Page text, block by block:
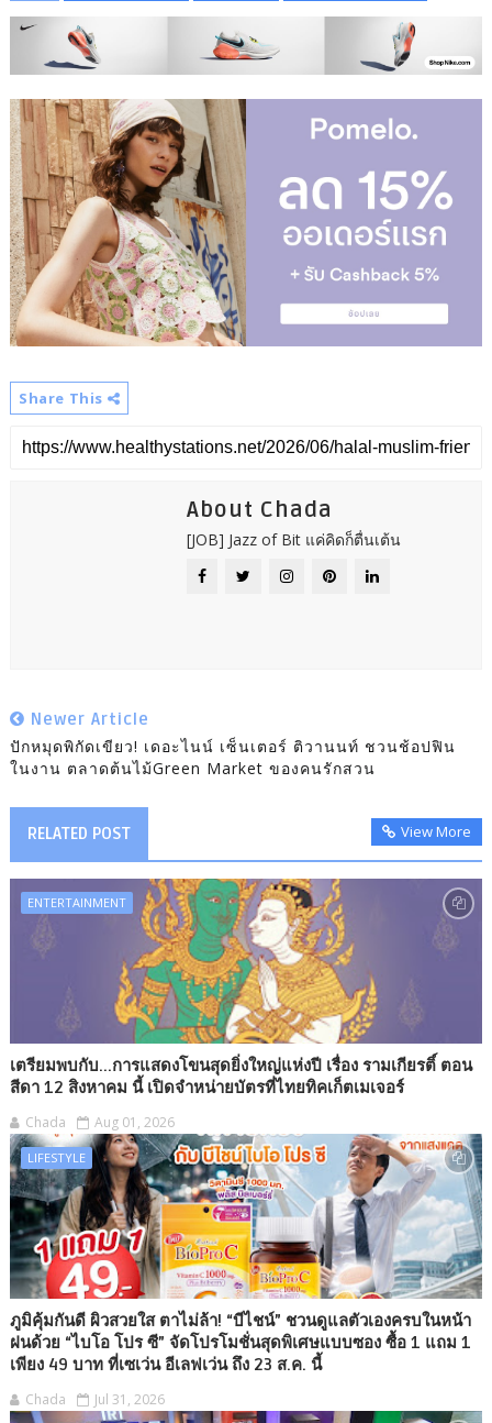
Share This
About Chada
[JOB] Jazz of Bit แค่คิดก็ตื่นเต้น
Newer Article
ปักหมุดพิกัดเขียว! เดอะไนน์ เซ็นเตอร์ ติวานนท์ ชวนช้อปฟิน
ในงาน ตลาดต้นไม้Green Market ของคนรักสวน
RELATED POST View More
ENTERTAINMENT
เตรียมพบกับ...การแสดงโขนสุดยิ่งใหญ่แห่งปี เรื่อง รามเกียรติ์ ตอน
สีดา 12 สิงหาคม นี้ เปิดจำหน่ายบัตรที่ไทยทิคเก็ตเมเจอร์
Chada Aug 01, 2026
LIFESTYLE
ภูมิคุ้มกันดี ผิวสวยใส ตาไม่ล้า! “บีไชน์” ชวนดูแลตัวเองครบในหน้า
ฝนด้วย “ไบโอ โปร ซี” จัดโปรโมชั่นสุดพิเศษแบบซอง ซื้อ 1 แถม 1
เพียง 49 บาท ที่เซเว่น อีเลฟเว่น ถึง 23 ส.ค. นี้
Chada Jul 31, 2026